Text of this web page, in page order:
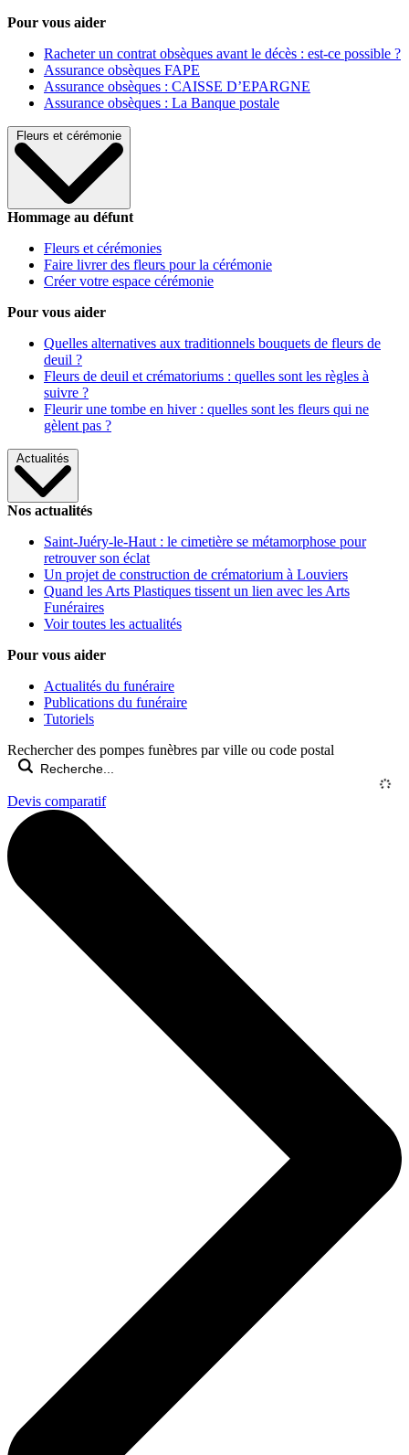
Pour vous aider
Racheter un contrat obsèques avant le décès : est-ce possible ?
Assurance obsèques FAPE
Assurance obsèques : CAISSE D’EPARGNE
Assurance obsèques : La Banque postale
Fleurs et cérémonie
Hommage au défunt
Fleurs et cérémonies
Faire livrer des fleurs pour la cérémonie
Créer votre espace cérémonie
Pour vous aider
Quelles alternatives aux traditionnels bouquets de fleurs de
deuil ?
Fleurs de deuil et crématoriums : quelles sont les règles à
suivre ?
Fleurir une tombe en hiver : quelles sont les fleurs qui ne
gèlent pas ?
Actualités
Nos actualités
Saint-Juéry-le-Haut : le cimetière se métamorphose pour
retrouver son éclat
Un projet de construction de crématorium à Louviers
Quand les Arts Plastiques tissent un lien avec les Arts
Funéraires
Voir toutes les actualités
Pour vous aider
Actualités du funéraire
Publications du funéraire
Tutoriels
Rechercher des pompes funèbres par ville ou code postal
Devis comparatif